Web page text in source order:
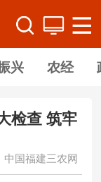
兴 农经
检查 筑牢
国福建三农网